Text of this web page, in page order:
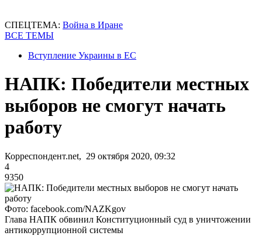
СПЕЦТЕМА: Война в Иране
ВСЕ ТЕМЫ
Вступление Украины в ЕС
НАПК: Победители местных
выборов не смогут начать
работу
Корреспондент.net, 29 октября 2020, 09:32
4
9350
Фото: facebook.com/NAZKgov
Глава НАПК обвинил Конституционный суд в уничтожении
антикоррупционной системы